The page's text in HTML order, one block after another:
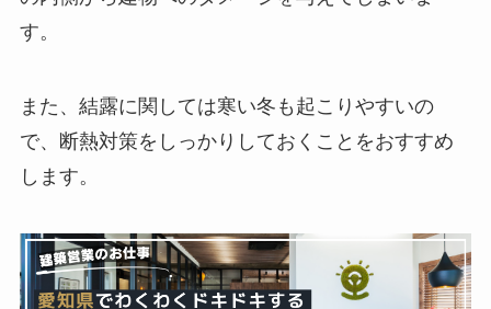
す。
また、結露に関しては寒い冬も起こりやすいの
で、断熱対策をしっかりしておくことをおすすめ
します。